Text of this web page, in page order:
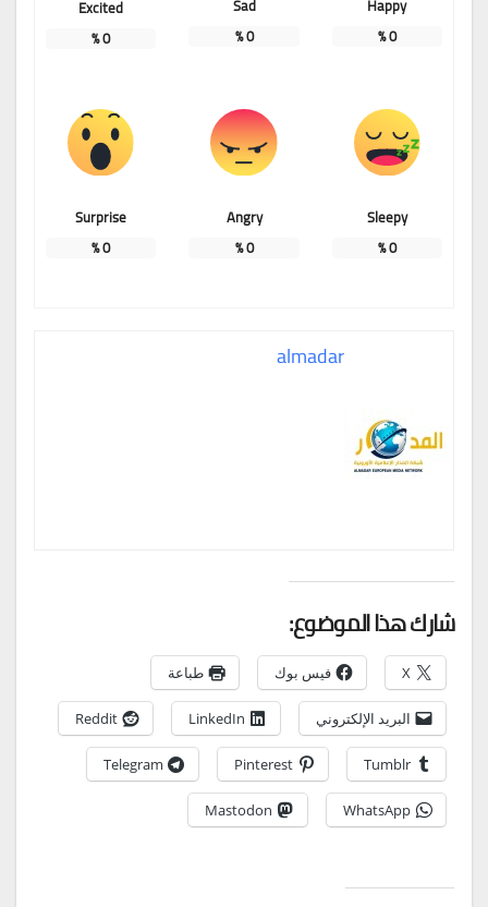
0
%
0
%
Excited
0
%
Sleepy
0
%
Angry
0
%
Surprise
0
%
almadar
شارك هذا الموضوع:
X فيس بوك طباعة
البريد الإلكتروني LinkedIn
Reddit
Tumblr
Pinterest
Telegram
WhatsApp
Mastodon